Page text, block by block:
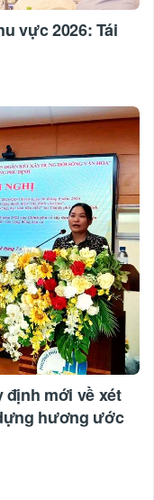
vực 2026: Tái
mới về xét
hương ước